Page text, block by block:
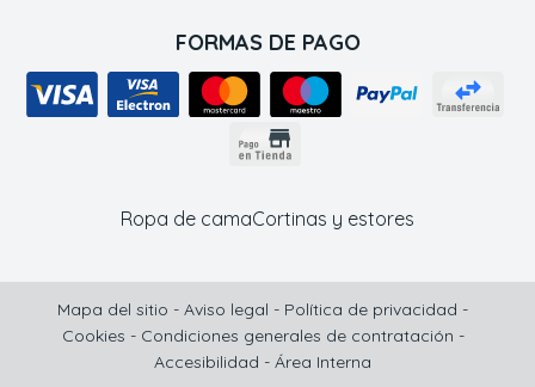
FORMAS DE PAGO
Ropa de camaCortinas y estores
Mapa del sitio - Aviso legal - Política de privacidad -
Cookies - Condiciones generales de contratación -
Accesibilidad - Área Interna